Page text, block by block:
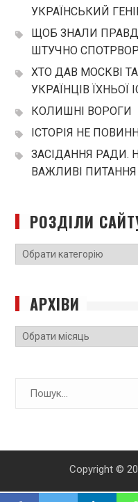
УКРАЇНСЬКИЙ
ЩОБ ЗНАЛИ
ШТУЧНО
ХТО ДАВ МОСКВІ
УКРАЇНЦІВ ЇХНЬОЇ
КОЛИШНІ ВОРОГИ
ІСТОРІЯ НЕ
ЗАСІДАННЯ РАДИ.
ВАЖЛИВІ
РОЗДІЛИ
РОЗДІЛИ
САЙТУ
АРХІВИ
Архіви
Search
Copyright ©